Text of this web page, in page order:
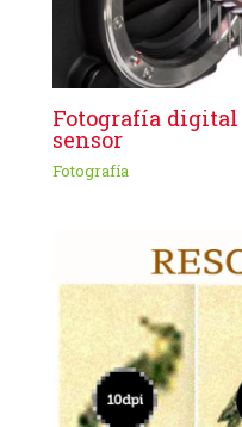
Fotografía
sensor
Fotografía